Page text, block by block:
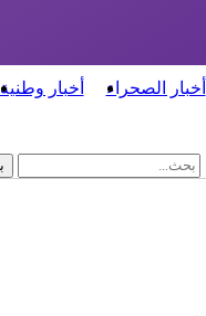
أخبار الصحراء أخبار وطنية